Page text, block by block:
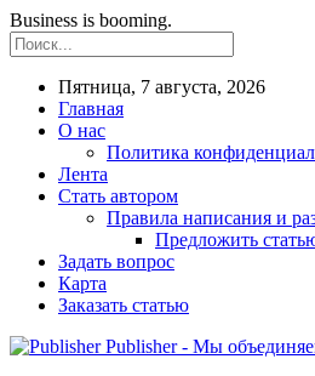
Business is booming.
Пятница, 7 августа, 2026
Главная
О нас
Политика
Лента
Стать автором
Правила написания и
Предложить
Задать вопрос
Карта
Заказать статью
Publisher - Мы